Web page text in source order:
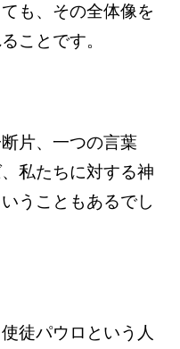
も、その全体像を
ことです。
片、一つの言葉
私たちに対する神
うこともあるでし
徒パウロという人